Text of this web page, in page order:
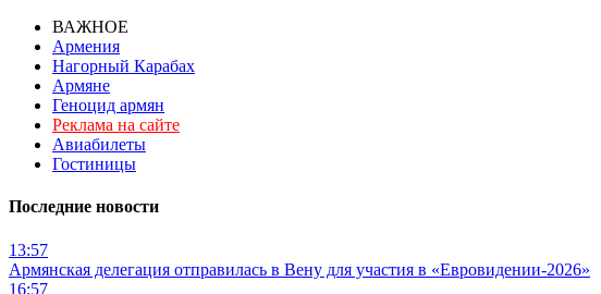
ВАЖНОЕ
Армения
Нагорный Карабах
Армяне
Геноцид армян
Реклама на сайте
Авиабилеты
Гостиницы
Последние новости
13:57
Армянская делегация отправилась в Вену для участия в «Евровидении-2026»
16:57